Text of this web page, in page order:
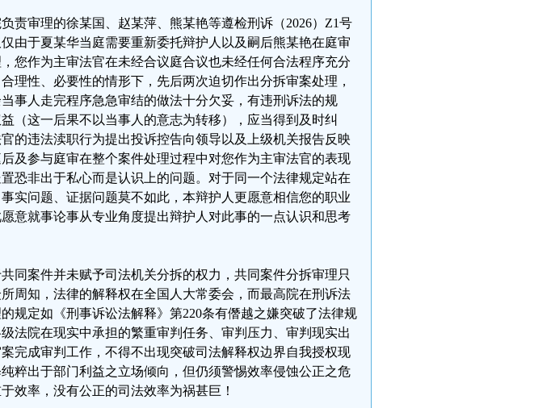
责审理的徐某国、赵某萍、熊某艳等遵检刑诉（2026）Z1号
由于夏某华当庭需要重新委托辩护人以及嗣后熊某艳在庭审
您作为主审法官在未经合议庭合议也未经任何合法程序充分
理性、必要性的情形下，先后两次迫切作出分拆审案处理，
事人走完程序急急审结的做法十分欠妥，有违刑诉法的规
（这一后果不以当事人的意志为转移），应当得到及时纠
的违法渎职行为提出投诉控告向领导以及上级机关报告反映
及参与庭审在整个案件处理过程中对您作为主审法官的表现
恐非出于私心而是认识上的问题。对于同一个法律规定站在
实问题、证据问题莫不如此，本辩护人更愿意相信您的职业
意就事论事从专业角度提出辩护人对此事的一点认识和思考
同案件并未赋予司法机关分拆的权力，共同案件分拆审理只
周知，法律的解释权在全国人大常委会，而最高院在刑诉法
规定如《刑事诉讼法解释》第220条有僭越之嫌突破了法律规
法院在现实中承担的繁重审判任务、审判压力、审判现实出
完成审判工作，不得不出现突破司法解释权边界自我授权现
粹出于部门利益之立场倾向，但仍须警惕效率侵蚀公正之危
效率，没有公正的司法效率为祸甚巨！